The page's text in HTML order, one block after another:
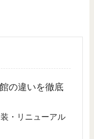
の違いを徹底
・リニューアル